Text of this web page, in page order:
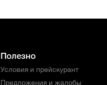
Полезно
Условия и прейскурант
Предложения и жалобы